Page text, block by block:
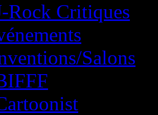
Rock Critiques
Salons